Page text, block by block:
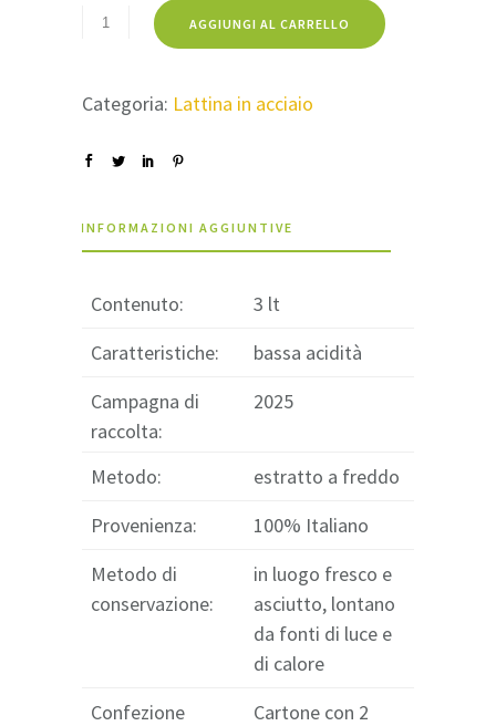
AGGIUNGI AL CARRELLO
Categoria: Lattina in acciaio
INFORMAZIONI AGGIUNTIVE
Contenuto:
3 lt
Caratteristiche:
bassa acidità
Campagna di
raccolta:
2025
Metodo:
estratto a freddo
Provenienza:
100% Italiano
Metodo di
conservazione:
in luogo fresco e
asciutto, lontano
da fonti di luce e
di calore
Confezione
Cartone con 2